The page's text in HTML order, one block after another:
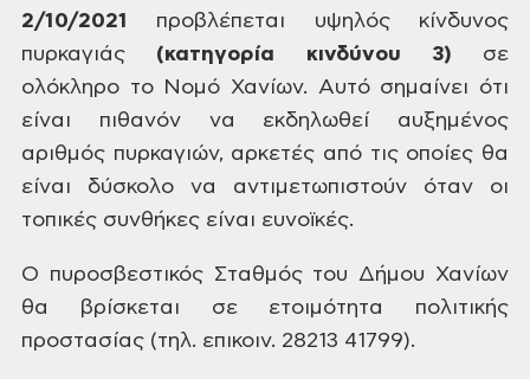
2/10/2021 προβλέπεται υψηλός κίνδυνος
πυρκαγιάς (κατηγορία κινδύνου 3) σε
ολόκληρο το Νομό Χανίων. Αυτό σημαίνει ότι
είναι πιθανόν να εκδηλωθεί αυξημένος
αριθμός πυρκαγιών, αρκετές από τις οποίες θα
είναι δύσκολο να αντιμετωπιστούν όταν οι
τοπικές συνθήκες είναι ευνοϊκές.
Ο πυροσβεστικόςΣταθμός του Δήμου Χανίων
θα βρίσκεται σε ετοιμότητα πολιτικής
προστασίας (τηλ. επικοιν. 28213 41799).